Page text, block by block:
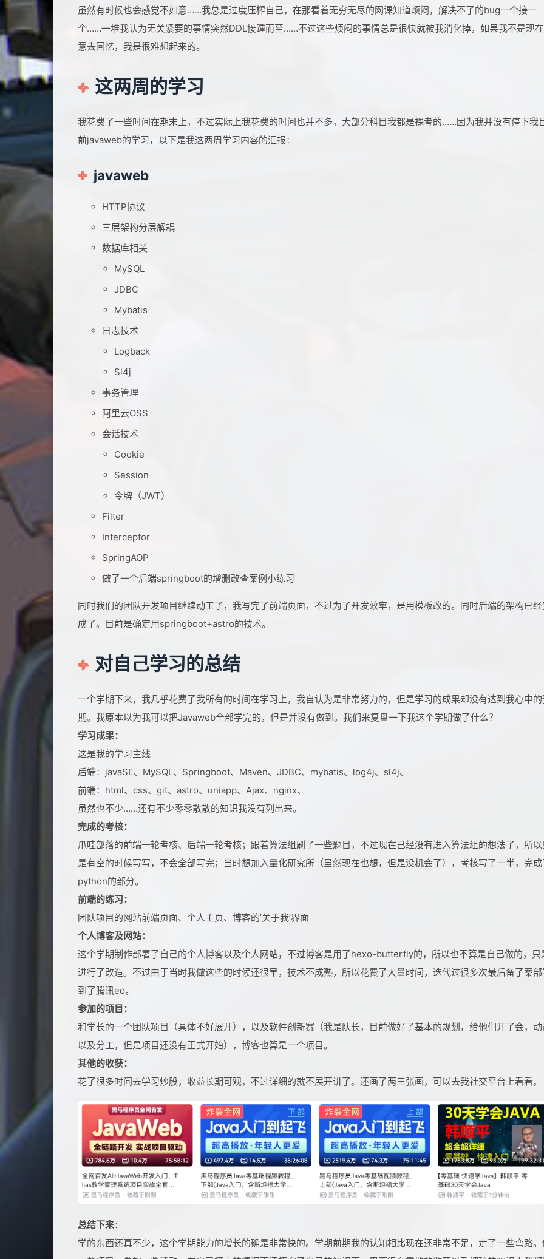
虽然有时候也会感觉不如意……我总是过度压榨自己，在那看着无穷无尽的网课知道烦闷，解决不了的bug一个接一
个……一堆我认为无关紧要的事情突然DDL接踵而至……不过这些烦闷的事情总是很快就被我消化掉，如果我不是现
意去回忆，我是很难想起来的。
这两周的学习
我花费了一些时间在期末上，不过实际上我花费的时间也并不多，大部分科目我都是裸考的……因为我并没有停下我
前javaweb的学习，以下是我这两周学习内容的汇报：
javaweb
HTTP协议
三层架构分层解耦
数据库相关
MySQL
JDBC
Mybatis
日志技术
Logback
Sl4j
事务管理
阿里云OSS
会话技术
Cookie
Session
令牌（JWT）
Filter
Interceptor
SpringAOP
做了一个后端springboot的增删改查案例小练习
同时我们的团队开发项目继续动工了，我写完了前端页面，不过为了开发效率，是用模板改的。同时后端的架构已
成了。目前是确定用springboot+astro的技术。
对自己学习的总结
一个学期下来，我几乎花费了我所有的时间在学习上，我自认为是非常努力的，但是学习的成果却没有达到我心中
期。我原本以为我可以把Javaweb全部学完的，但是并没有做到。我们来复盘一下我这个学期做了什么？
学习成果：
这是我的学习主线
后端：javaSE、MySQL、Springboot、Maven、JDBC、mybatis、log4j、sl4j、
前端：html、css、git、astro、uniapp、Ajax、nginx、
虽然也不少……还有不少零零散散的知识我没有列出来。
完成的考核：
爪哇部落的前端一轮考核、后端一轮考核；跟着算法组刷了一些题目，不过现在已经没有进入算法组的想法了，所
是有空的时候写写，不会全部写完；当时想加入量化研究所（虽然现在也想，但是没机会了），考核写了一半，完
python的部分。
前端的练习：
团队项目的网站前端页面、个人主页、博客的’关于我’界面
个人博客及网站：
这个学期制作部署了自己的个人博客以及个人网站，不过博客是用了hexo-butterfly的，所以也不算是自己做的，只
进行了改造。不过由于当时我做这些的时候还很早，技术不成熟，所以花费了大量时间，迭代过很多次最后备了案
到了腾讯eo。
参加的项目：
和学长的一个团队项目（具体不好展开），以及软件创新赛（我是队长，目前做好了基本的规划，给他们开了会，
以及分工，但是项目还没有正式开始），博客也算是一个项目。
其他的收获：
花了很多时间去学习炒股，收益长期可观，不过详细的就不展开讲了。还画了两三张画，可以去我社交平台上看看。
总结下来：
学的东西还真不少，这个学期能力的增长的确是非常快的。学期前期我的认知相比现在还非常不足，走了一些弯路